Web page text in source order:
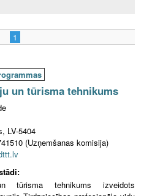
1
un tūrisma tehnikums
LV-5404
(Uzņemšanas komisija)
tūrisma tehnikums izveidots